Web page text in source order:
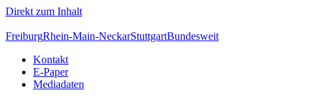
Direkt zum Inhalt
FreiburgRhein-Main-NeckarStuttgartBundesweit
Kontakt
E-Paper
Mediadaten